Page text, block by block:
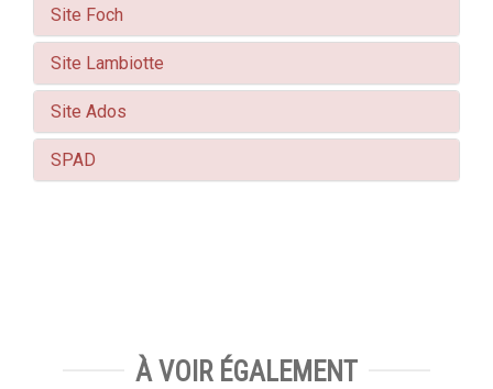
Site Foch
Site Lambiotte
Site Ados
SPAD
À VOIR ÉGALEMENT